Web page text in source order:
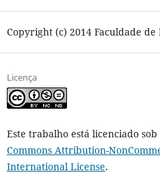
Copyright (c) 2014 Faculdade de
Licença
Este trabalho está licenciado
Commons Attribution-
International License.